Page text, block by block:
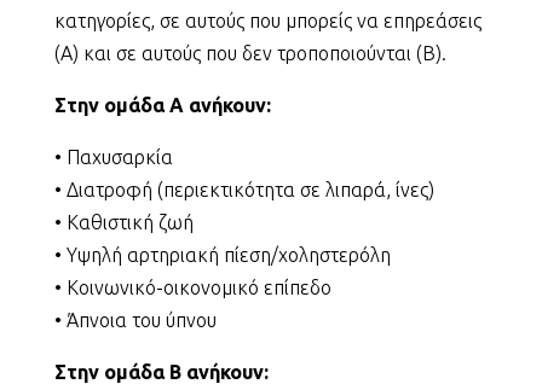
κατηγορίες, σε αυτούς που μπορείς να επηρεάσεις
(Α) και σε αυτούς που δεν τροποποιούνται (Β).
Στην ομάδα Α ανήκουν:
• Παχυσαρκία
• Διατροφή (περιεκτικότητα σε λιπαρά, ίνες)
• Καθιστική ζωή
• Υψηλή αρτηριακή πίεση/χοληστερόλη
• Κοινωνικό-οικονομικό επίπεδο
• Άπνοια του ύπνου
Στην ομάδα Β ανήκουν: